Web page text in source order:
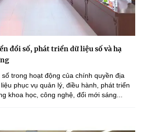
đổi số, phát triển dữ liệu số và hạ
trong hoạt động của chính quyền địa
phục vụ quản lý, điều hành, phát triển
khoa học, công nghệ, đổi mới sáng...